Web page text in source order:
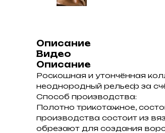
Описание
Видео
Описание
Роскошная и утончённая
неоднородный рельеф за
Способ производства:
Полотно трикотажное,
производства состоит из
обрезают для создания